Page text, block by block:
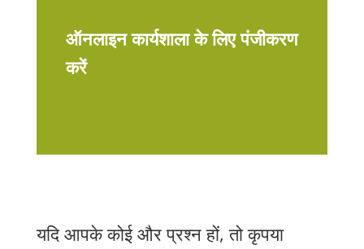
ऑनलाइन कार्यशाला के लिए पंजीकरण
करें
यदि आपके कोई और प्रश्न हों, तो कृपया